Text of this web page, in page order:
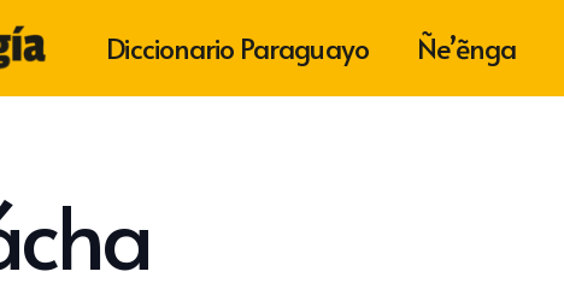
Diccionario Paraguayo Ñe’ẽnga